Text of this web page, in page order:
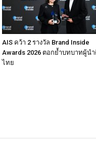
AIS คว้า 2 รางวัล Brand Inside
Awards 2026 ตอกย้ำบทบาทผู้น
ไทย